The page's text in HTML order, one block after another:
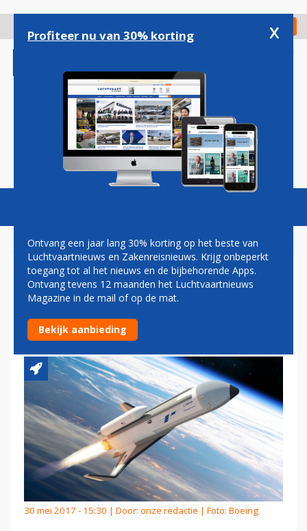
gaan
Check in
Magazine Podcasts Vacatures
BOEING BETROKKEN BIJ
ONTWIKKELING
RUIMTEVLIEGTUIG
30 mei 2017 - 15:30 | Door: onze redactie | Foto: Boeing
Profiteer nu van 30% korting x
Ontvang een jaar lang 30% korting op het beste van
Luchtvaartnieuws en Zakenreisnieuws. Krijg onbeperkt
toegang tot al het nieuws en de bijbehorende Apps.
Ontvang tevens 12 maanden het Luchtvaartnieuws
Magazine in de mail of op de mat.
Bekijk aanbieding